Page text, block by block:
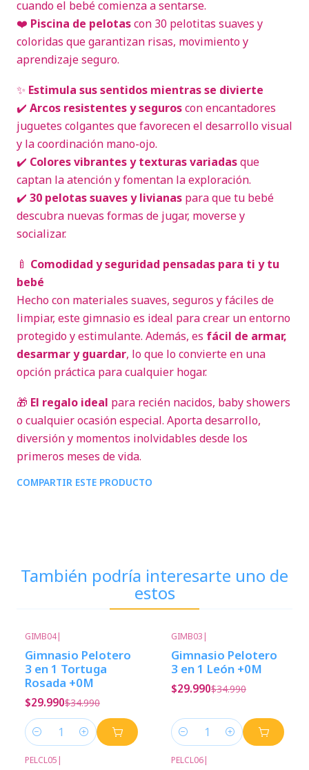
cuando el bebé comienza a sentarse.
❤️ Piscina de pelotascon 30 pelotitas suaves y
coloridas que garantizan risas, movimiento y
aprendizaje seguro.
✨ Estimula sus sentidos mientras se divierte
✔️ Arcos resistentes y seguroscon encantadores
juguetes colgantes que favorecen el desarrollo visual
y la coordinación mano-ojo.
✔️ Colores vibrantes y texturas variadasque
captan la atención y fomentan la exploración.
✔️ 30 pelotas suaves y livianas para que tu bebé
descubra nuevas formas de jugar, moverse y
socializar.
🍼 Comodidad y seguridad pensadas para ti y tu
bebé
Hecho con materiales suaves, seguros y fáciles de
limpiar, este gimnasio es ideal para crear un entorno
protegido y estimulante. Además, es fácil de armar,
desarmar y guardar, lo que lo convierte en una
opción práctica para cualquier hogar.
🎁 El regalo ideal para recién nacidos, baby showers
o cualquier ocasión especial. Aporta desarrollo,
diversión y momentos inolvidables desde los
primeros meses de vida.
COMPARTIR ESTE PRODUCTO
También podría interesarte uno de
estos
GIMB04|
Gimnasio Pelotero
3 en 1 Tortuga
Rosada +0M
$29.990$34.990
Cantidad
GIMB03 |
Gimnasio Pelotero
3 en 1 León +0M
$29.990$34.990
Cantidad
PELCL05 | PELCL06|